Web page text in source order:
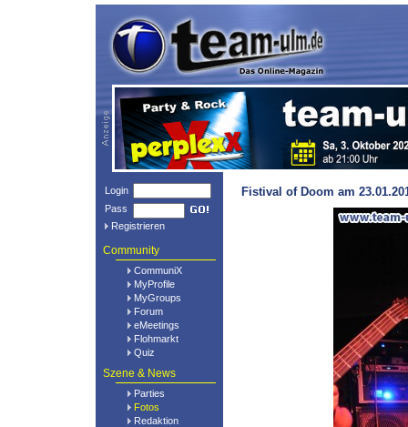
Login
Pass
Registrieren
Community
CommuniX
MyProfile
MyGroups
Forum
eMeetings
Flohmarkt
Quiz
Szene & News
Parties
Fotos
Redaktion
Fistival of Doom am